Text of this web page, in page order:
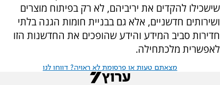
שישכילו להקדים את יריביהם, לא רק בפיתוח מוצרים
ושירותים חדשניים, אלא גם בבניית חומות הגנה בלתי
חדירות סביב המידע והידע שהופכים את החדשנות הזו
לאפשרית מלכתחילה.
מצאתם טעות או פרסומת לא ראויה? דווחו לנו